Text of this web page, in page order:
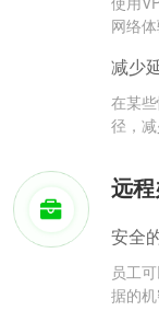
网络体
减少
在某
径，减
远
安全
员工
据的机